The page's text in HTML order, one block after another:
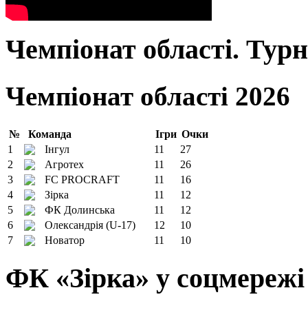
Чемпіонат області.
Чемпіонат області 2026
№ Команда Ігри Очки
1
Інгул 11
27
2
Агротех 11
26
3
FC PROCRAFT 11
16
4
Зірка 11
12
5
ФК Долинська 11
12
6
Олександрія (U-17) 12
10
7
Новатор 11 10
ФК «Зірка» у